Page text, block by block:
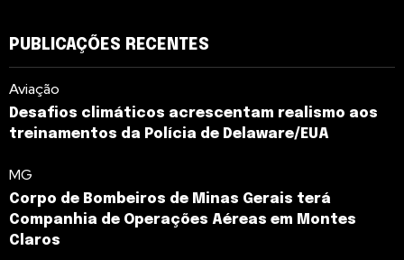
PUBLICAÇÕES RECENTES
Aviação
Desafios climáticos acrescentam realismo aos
treinamentos da Polícia de Delaware/EUA
MG
Corpo de Bombeiros de Minas Gerais terá
Companhia de Operações Aéreas em Montes
Claros